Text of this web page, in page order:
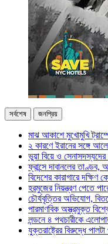
সর্বশেষ জনপ্রিয়
মাঝ আকাশে মুখোমুখি
২ কারণে ইরানের সঙ্গে
ভুয়া বিয়ে ও সেনাসদস্যদের
ফ্রান্সে দাবানলের
বিদেশের কারাগারে দক্ষিণ
হরমুজের নিয়ন্ত্রণ পেতে
চৌর্যবৃত্তির অভিযোগ,
পারমাণবিক অস্ত্রমুক্ত
লন্ডনে ৪ পথচারীকে
যুক্তরাষ্ট্রের বিরুদ্ধে